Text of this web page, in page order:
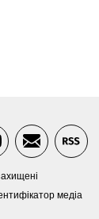
медіа